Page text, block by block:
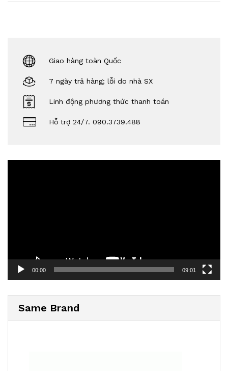
Giao hàng toàn Quốc
7 ngày trả hàng; lỗi do nhà SX
Linh động phương thức thanh toán
Hỗ trợ 24/7. 090.3739.488
00:00 09:01
Same Brand